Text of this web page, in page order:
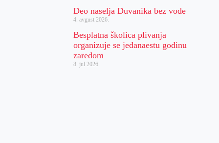
Deo naselja Duvanika bez vode
4. avgust 2026.
Besplatna školica plivanja
organizuje se jedanaestu godinu
zaredom
8. jul 2026.